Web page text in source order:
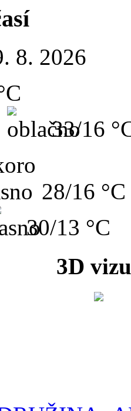
8. 2026
33/16
28/16 °C
30/13 °C
3D